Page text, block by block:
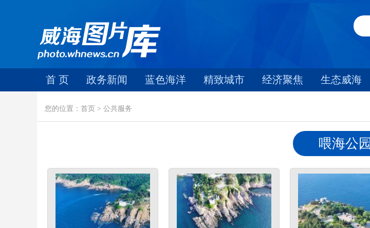
首 页 政务新闻 蓝色海洋 精致城市 经济聚焦 生态威海
您的位置：首页 > 公共服务
喂海公园